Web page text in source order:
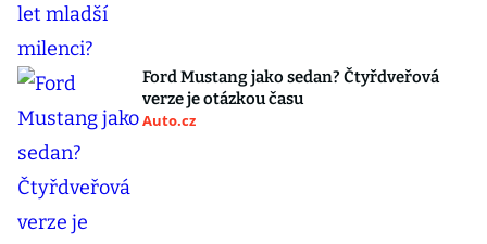
Ford Mustang jako sedan? Čtyřdveřová
verze je otázkou času
Auto.cz